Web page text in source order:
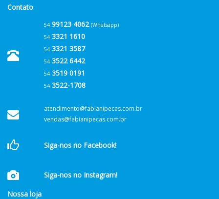
Contato
5499123 4062 (Whatsapp)
543321 1610
543321 3587
543522 6442
543519 0191
543522-1708
atendimento@fabianipecas.com.br
vendas@fabianipecas.com.br
Siga-nos no Facebook!
Siga-nos no Instagram!
Nossa loja